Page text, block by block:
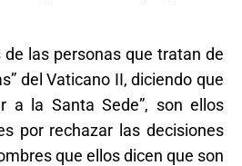
las personas que tratan de
del Vaticano II, diciendo que
a la Santa Sede”, son ellos
por rechazar las decisiones
que ellos dicen que son